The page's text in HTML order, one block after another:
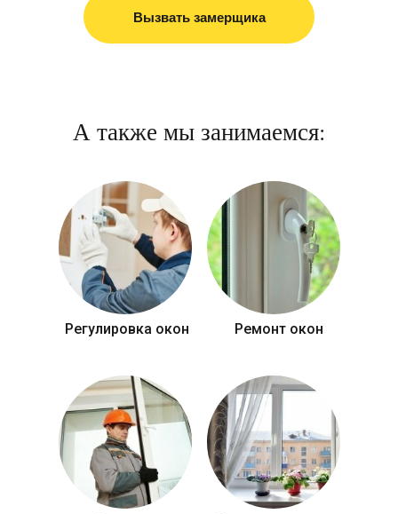
Вызвать замерщика
А также мы занимаемся:
Регулировка окон Ремонт окон